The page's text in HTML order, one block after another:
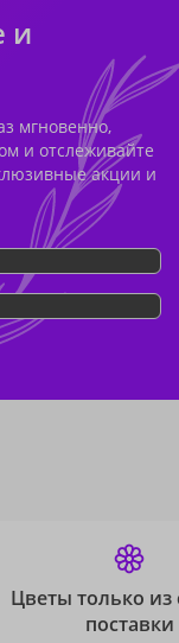
и
мгновенно,
и отслеживайте
акции и
Цветы только из
поставки